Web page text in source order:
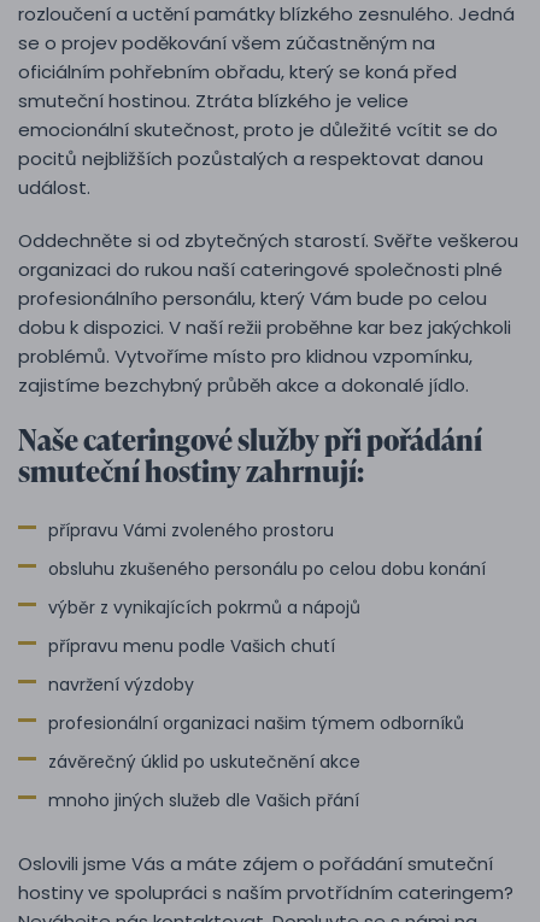
rozloučení a uctění památky blízkého zesnulého. Jedná
se o projev poděkování všem zúčastněným na
oficiálním pohřebním obřadu, který se koná před
smuteční hostinou. Ztráta blízkého je velice
emocionální skutečnost, proto je důležité vcítit se do
pocitů nejbližších pozůstalých a respektovat danou
událost.
Oddechněte si od zbytečných starostí. Svěřte veškerou
organizaci do rukou naší cateringové společnosti plné
profesionálního personálu, který Vám bude po celou
dobu k dispozici. V naší režii proběhne kar bez jakýchkoli
problémů. Vytvoříme místo pro klidnou vzpomínku,
zajistíme bezchybný průběh akce a dokonalé jídlo.
Naše cateringové služby při pořádání
smuteční hostiny zahrnují:
přípravu Vámi zvoleného prostoru
obsluhu zkušeného personálu po celou dobu konání
výběr z vynikajících pokrmů a nápojů
přípravu menu podle Vašich chutí
navržení výzdoby
profesionální organizaci našim týmem odborníků
závěrečný úklid po uskutečnění akce
mnoho jiných služeb dle Vašich přání
Oslovili jsme Vás a máte zájem o pořádání smuteční
hostiny ve spolupráci s naším prvotřídním cateringem?